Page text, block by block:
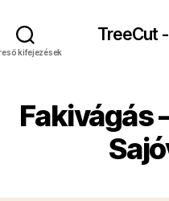
kifejezések
TreeCut
Fakivágás